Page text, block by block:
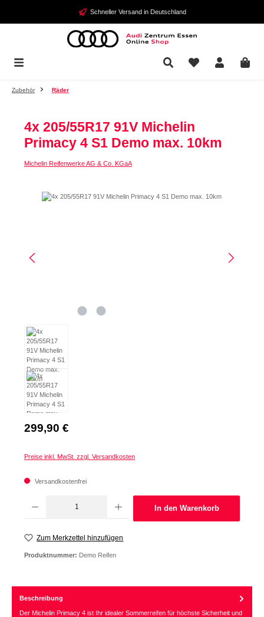
Zum Hauptinhalt springen Schneller Versand in Deutschland
Zubehör Räder
4x 205/55R17 91V Michelin
Primacy 4 S1 Demo max. 10km
Michelin Reifenwerke AG & Co. KGaA
Bildergalerie überspringen
Regulärer Preis:
299,90 €
Preise inkl. MwSt. zzgl. Versandkosten
Versandkostenfrei
In den Warenkorb
Zum Merkzettel hinzufügen
Produktnummer: Demo Reifen
Beschreibung
Der Michelin Primacy 4 ist Ihr idealer Sommerreifen für höchste Sicherheit und